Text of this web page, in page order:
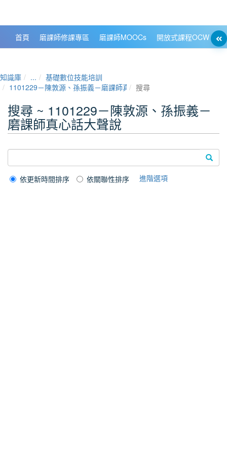
首頁 磨課師修課專區 磨課師MOOCs 開放式課程OCW
知識庫 ...
基礎數位技能培訓
1101229－陳敦源、孫振義－磨課師真心話大聲說
搜尋
搜尋 ~ 1101229－陳敦源、孫振義－
磨課師真心話大聲說
依更新時間排序 依關聯性排序 進階選項